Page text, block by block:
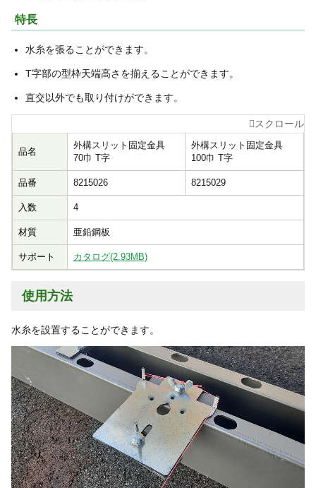
特長
水糸を張ることができます。
T字部の型枠天端高さを揃えることができます。
直交以外でも取り付けができます。
品名
外構スリット固定金具
70巾 T字
外構スリット固定金具
100巾 T字
品番 8215026 8215029
入数 4
材質 亜鉛鋼板
サポート カタログ(2.93MB)
使用方法
水糸を設置することができます。